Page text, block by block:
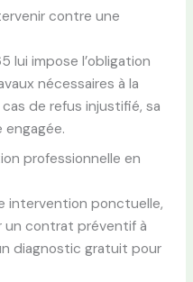
contre une
lui impose l’obligation
nécessaires à la
cas de refus injustifié, sa
professionnelle en
intervention ponctuelle,
contrat préventif à
diagnostic gratuit pour